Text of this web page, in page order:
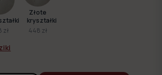
zł
Złote
kryształki
448 zł